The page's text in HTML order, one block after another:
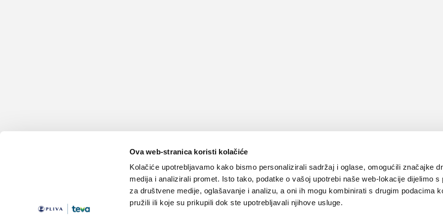
Ova web-stranica koristi kolačiće
Kolačiće upotrebljavamo kako bismo personalizirali sadržaj i oglase, omogućili značajke
medija i analizirali promet. Isto tako, podatke o vašoj upotrebi naše web-lokacije dijelimo s
za društvene medije, oglašavanje i analizu, a oni ih mogu kombinirati s drugim podacima
pružili ili koje su prikupili dok ste upotrebljavali njihove usluge.